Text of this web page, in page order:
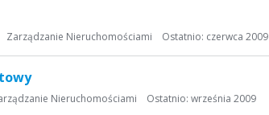
Ostatnio: czerwca 2009
Zarządzanie Nieruchomościami
Ostatnio: września 2009
Nieruchomościami